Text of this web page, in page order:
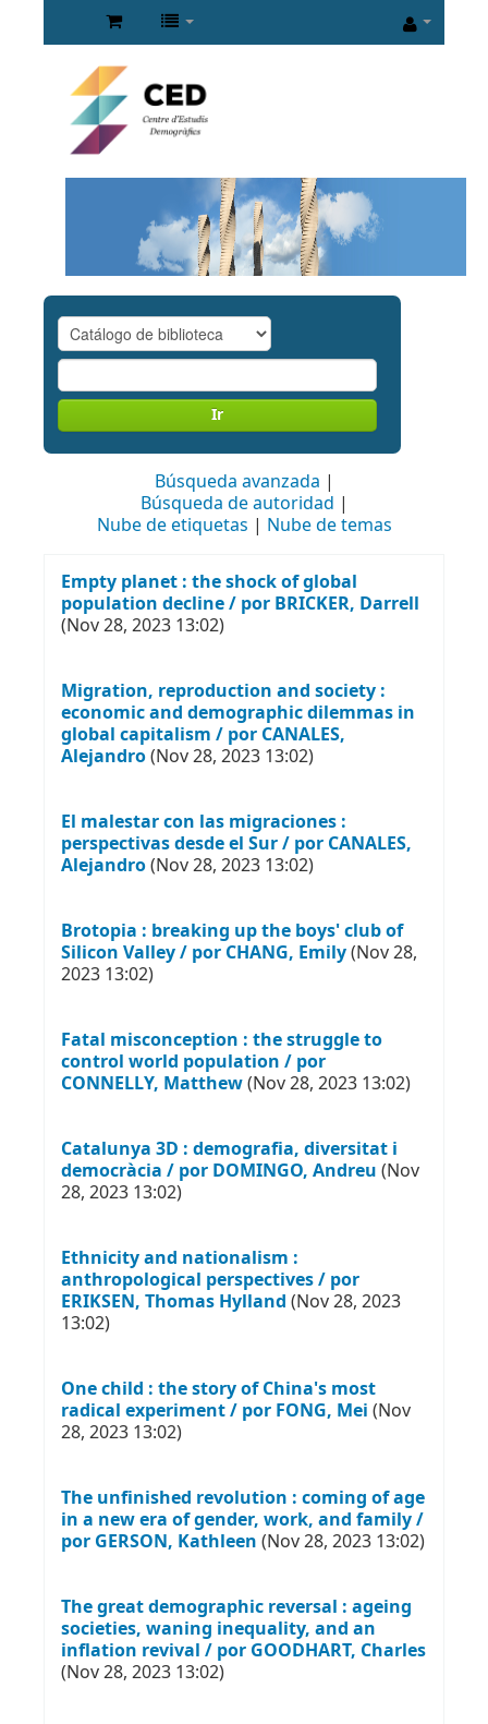
Ir
Búsqueda avanzada
Búsqueda de autoridad
Nube de etiquetas
Nube de temas
Empty planet : the shock of global
population decline / por BRICKER, Darrell
(Nov 28, 2023 13:02)
Migration, reproduction and society :
economic and demographic dilemmas in
global capitalism / por CANALES,
Alejandro(Nov 28, 2023 13:02)
El malestar con las migraciones :
perspectivas desde el Sur / por CANALES,
Alejandro(Nov 28, 2023 13:02)
Brotopia : breaking up the boys' club of
Silicon Valley / por CHANG, Emily(Nov 28,
2023 13:02)
Fatal misconception : the struggle to
control world population / por
CONNELLY, Matthew(Nov 28, 2023 13:02)
Catalunya 3D : demografia, diversitat i
democràcia / por DOMINGO, Andreu (Nov
28, 2023 13:02)
Ethnicity and nationalism :
anthropological perspectives / por
ERIKSEN, Thomas Hylland (Nov 28, 2023
13:02)
One child : the story of China's most
radical experiment / por FONG, Mei (Nov
28, 2023 13:02)
The unfinished revolution : coming of age
in a new era of gender, work, and family /
por GERSON, Kathleen (Nov 28, 2023 13:02)
The great demographic reversal : ageing
societies, waning inequality, and an
inflation revival / por GOODHART, Charles
(Nov 28, 2023 13:02)